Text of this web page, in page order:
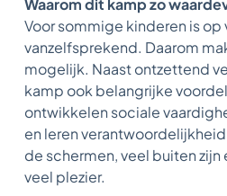
Voor sommige kinderen is op
vanzelfsprekend. Daarom
mogelijk. Naast ontzettend
kamp ook belangrijke
ontwikkelen sociale
en leren
de schermen, veel buiten
veel plezier.